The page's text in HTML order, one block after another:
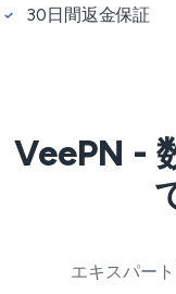
30日間返金保証
VeePN -
エキスパー